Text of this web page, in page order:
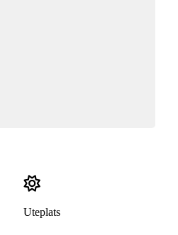
Uteplats